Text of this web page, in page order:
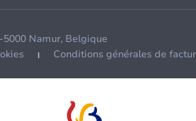
Namur, Belgique
Conditions générales de